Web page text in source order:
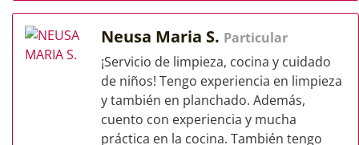
Neusa Maria S. Particular
¡Servicio de limpieza, cocina y cuidado
de niños! Tengo experiencia en limpieza
y también en planchado. Además,
cuento con experiencia y mucha
práctica en la cocina. También tengo